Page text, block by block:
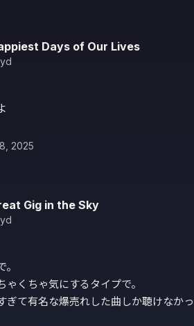
Days of Our Lives
2025
Gig in the Sky
くちゃ気にするタイプで。
ぎて有名な爆売れした曲しか聴けなかっ